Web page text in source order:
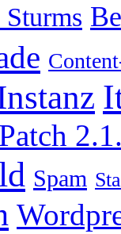
Patch
Spam